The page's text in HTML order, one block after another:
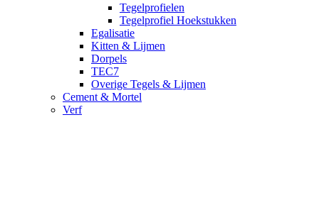
Tegelprofielen
Tegelprofiel Hoekstukken
Egalisatie
Kitten & Lijmen
Dorpels
TEC7
Overige Tegels & Lijmen
Cement & Mortel
Verf